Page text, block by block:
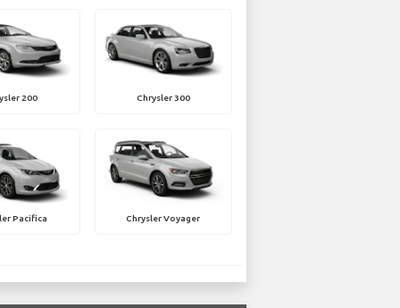
200 Chrysler 300
Pacifica Chrysler Voyager